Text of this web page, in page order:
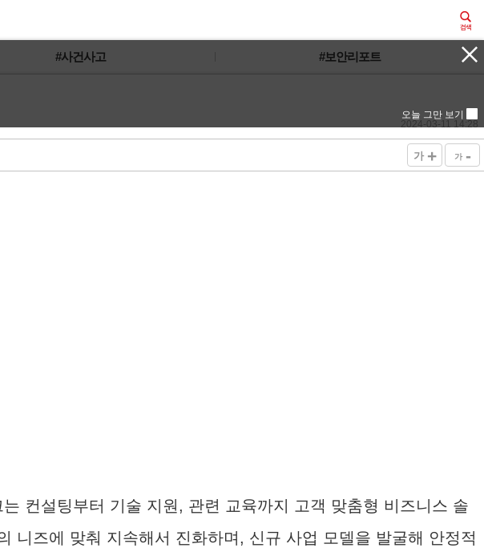
#사건사고 #보안리포트
2024-03-11 14:28
가 + 가 -
컨설팅부터 기술 지원, 관련 교육까지 고객 맞춤형 비즈니스 솔
니즈에 맞춰 지속해서 진화하며, 신규 사업 모델을 발굴해 안정적
오늘 그만 보기